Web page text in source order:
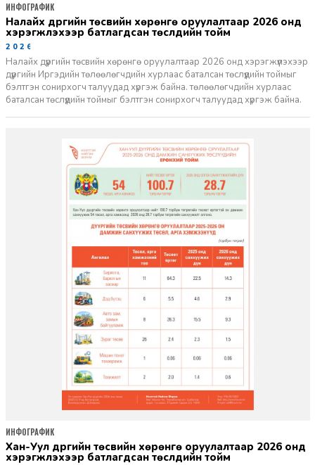
Налайх дүүргийн төсвийн хөрөнгө оруулалтаар 2026 онд
хэрэгжүүлэхээр батлагдсан төслүүдийн тойм
2026-03-30
Налайх дүүргийн төсвийн хөрөнгө оруулалтаар 2026 онд хэрэгжүүлэхээр
дүүргийн Иргэдийн төлөөлөгчдийн хурлаас баталсан төслүүдийн тоймыг
бэлтгэн сонирхогч талуудад хүргэж байна. төлөөлөгчдийн хурлаас
баталсан төслүүдийн тоймыг бэлтгэн сонирхогч талуудад хүргэж байна.
ИНФОГРАФИК
Хан-Уул дүүргийн төсвийн хөрөнгө оруулалтаар 2026 онд
хэрэгжүүлэхээр батлагдсан төслүүдийн тойм
ИНФОГРАФИК